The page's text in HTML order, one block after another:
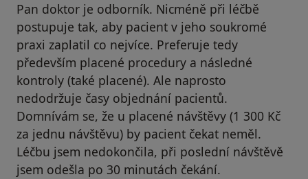
Pan doktor je odborník. Nicméně při léčbě
postupuje tak, aby pacient v jeho soukromé
praxi zaplatil co nejvíce. Preferuje tedy
především placené procedury a následné
kontroly (také placené). Ale naprosto
nedodržuje časy objednání pacientů.
Domnívám se, že u placené návštěvy (1 300 Kč
za jednu návštěvu) by pacient čekat neměl.
Léčbu jsem nedokončila, při poslední návštěvě
jsem odešla po 30 minutách čekání.